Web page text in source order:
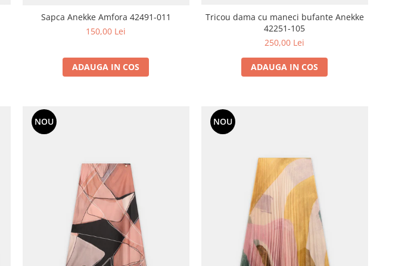
Sapca Anekke Amfora 42491-011
150,00 Lei
ADAUGA IN COS
Tricou dama cu maneci bufante Anekke
42251-105
250,00 Lei
ADAUGA IN COS
NOU NOU